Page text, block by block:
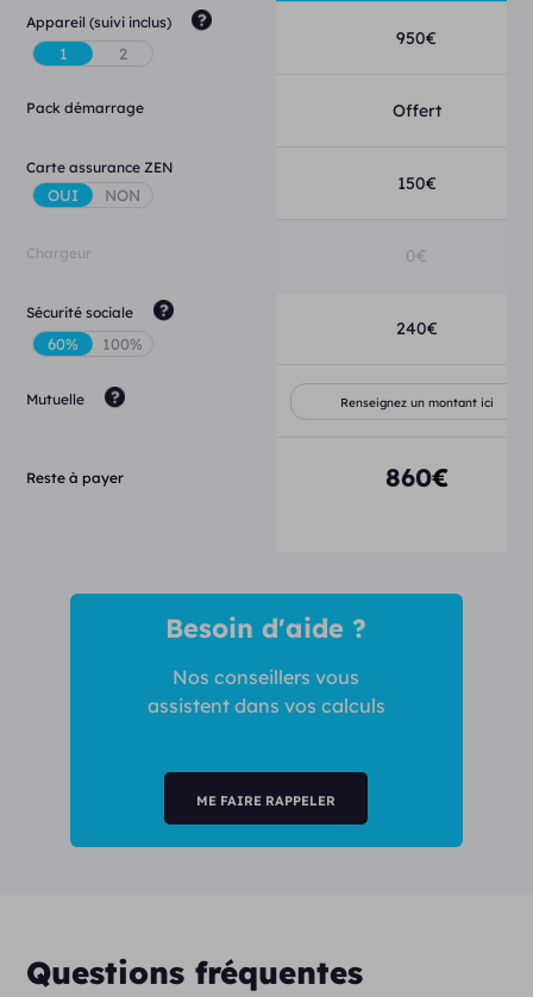
Appareil (suivi inclus)
950€
Pack démarrage Offert
Carte assurance ZEN
150€
Chargeur 0€
Sécurité sociale
240€
Mutuelle
Reste à payer 860€
Besoin d'aide ?
Nos conseillers vous
assistent dans vos calculs
ME FAIRE RAPPELER
Questions fréquentes